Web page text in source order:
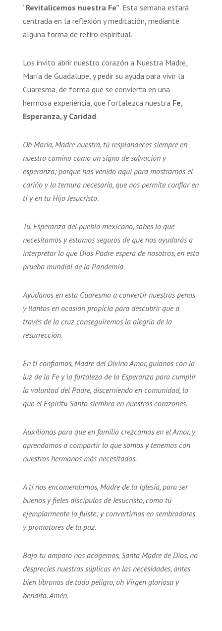
“Revitalicemos nuestra Fe”. Esta semana estará
centrada en la reflexión y meditación, mediante
alguna forma de retiro espiritual.
Los invito abrir nuestro corazón a Nuestra Madre,
María de Guadalupe, y pedir su ayuda para vivir la
Cuaresma, de forma que se convierta en una
hermosa experiencia, que fortalezca nuestra Fe,
Esperanza, y Caridad.
Oh María, Madre nuestra, tú resplandeces siempre en
nuestro camino como un signo de salvación y
esperanza; porque has venido aquí para mostrarnos el
cariño y la ternura necesaria, que nos permite confiar en
tí y en tu Hijo Jesucristo.
Tú, Esperanza del pueblo mexicano, sabes lo que
necesitamos y estamos seguros de que nos ayudarás a
interpretar lo que Dios Padre espera de nosotros, en esta
prueba mundial de la Pandemia.
Ayúdanos en esta Cuaresma a convertir nuestras penas
y llantos en ocasión propicia para descubrir que a
través de la cruz conseguiremos la alegría de la
resurrección.
En ti confiamos, Madre del Divino Amor, guíanos con la
luz de la Fe y la fortaleza de la Esperanza para cumplir
la voluntad del Padre, discerniendo en comunidad, lo
que el Espíritu Santo siembra en nuestros corazones.
Auxílianos para que en familia crezcamos en el Amor, y
aprendamos a compartir lo que somos y tenemos con
nuestros hermanos más necesitados.
A ti nos encomendamos, Madre de la Iglesia, para ser
buenos y fieles discípulos de Jesucristo, como tú
ejemplarmente lo fuiste; y convertirnos en sembradores
y promotores de la paz.
Bajo tu amparo nos acogemos, Santa Madre de Dios, no
desprecies nuestras súplicas en las necesidades, antes
bien líbranos de todo peligro, oh Virgen gloriosa y
bendita. Amén.